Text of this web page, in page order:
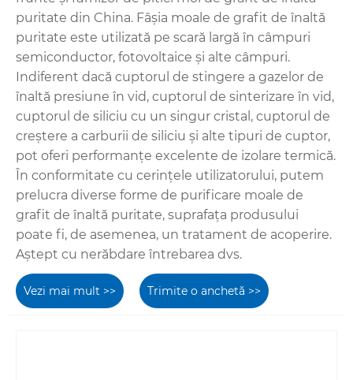
puritate din China. Fâșia moale de grafit de înaltă
puritate este utilizată pe scară largă în câmpuri
semiconductor, fotovoltaice și alte câmpuri.
Indiferent dacă cuptorul de stingere a gazelor de
înaltă presiune în vid, cuptorul de sinterizare în vid,
cuptorul de siliciu cu un singur cristal, cuptorul de
creștere a carburii de siliciu și alte tipuri de cuptor,
pot oferi performanțe excelente de izolare termică.
În conformitate cu cerințele utilizatorului, putem
prelucra diverse forme de purificare moale de
grafit de înaltă puritate, suprafața produsului
poate fi, de asemenea, un tratament de acoperire.
Aștept cu nerăbdare întrebarea dvs.
Vezi mai mult >> Trimite o anchetă >>